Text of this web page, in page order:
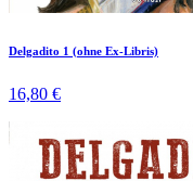
Delgadito 1 (ohne Ex-Libris)
16,80 €